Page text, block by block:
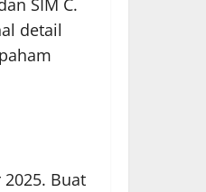
SIM C.
detail
Buat